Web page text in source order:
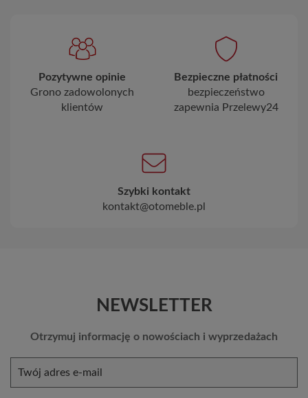
Pozytywne opinie
Grono zadowolonych
klientów
Bezpieczne płatności
bezpieczeństwo
zapewnia Przelewy24
Szybki kontakt
kontakt@otomeble.pl
NEWSLETTER
Otrzymuj informację o nowościach i wyprzedażach